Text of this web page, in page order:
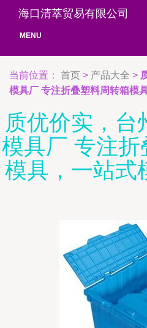
海口清萃贸易有限公司
MENU
当前位置： 首页 > 产品大全 >
模具厂 专注折叠塑料周转箱模
质优价实，台
模具厂 专注
模具，一站式